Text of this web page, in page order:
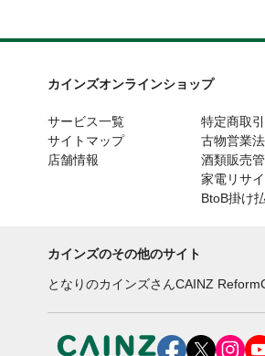
カインズオンラインショップ
サービス一覧
サイトマップ
店舗情報
特定商取
古物営業
酒類販売
家電リサ
BtoB掛け
カインズのその他のサイト
となりのカインズさんCAINZ Reform